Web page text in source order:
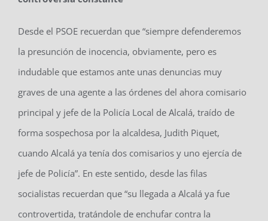
Desde el PSOE recuerdan que “siempre defenderemos
la presunción de inocencia, obviamente, pero es
indudable que estamos ante unas denuncias muy
graves de una agente a las órdenes del ahora comisario
principal y jefe de la Policía Local de Alcalá, traído de
forma sospechosa por la alcaldesa, Judith Piquet,
cuando Alcalá ya tenía dos comisarios y uno ejercía de
jefe de Policía”. En este sentido, desde las filas
socialistas recuerdan que “su llegada a Alcalá ya fue
controvertida, tratándole de enchufar contra la